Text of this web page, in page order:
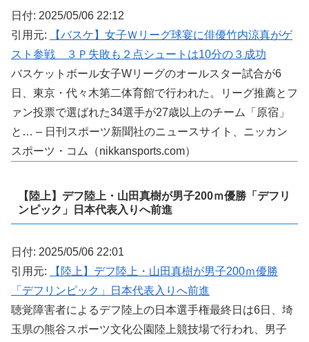
日付: 2025/05/06 22:12
引用元:
【バスケ】女子Ｗリーグ球宴に俳優竹内涼真がゲ
スト参戦 ３Ｐ失敗も２点シュートは10分の３成功
バスケットボール女子Wリーグのオールスター試合が6
日、東京・代々木第二体育館で行われた。リーグ推薦とフ
ァン投票で選ばれた34選手が27歳以上のチーム「原宿」
と… – 日刊スポーツ新聞社のニュースサイト、ニッカン
スポーツ・コム（nikkansports.com）
【陸上】デフ陸上・山田真樹が男子200ｍ優勝「デフリ
ンピック」日本代表入りへ前進
日付: 2025/05/06 22:01
引用元:
【陸上】デフ陸上・山田真樹が男子200ｍ優勝
「デフリンピック」日本代表入りへ前進
聴覚障害者によるデフ陸上の日本選手権最終日は6日、埼
玉県の熊谷スポーツ文化公園陸上競技場で行われ、男子